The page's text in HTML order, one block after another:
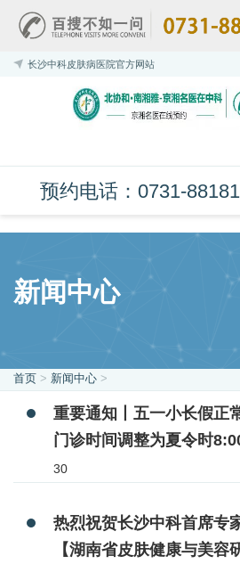
长沙中科皮肤病医院官方网站
预约电话：0731-
新闻中心
首页 > 新闻中心 >
重要通知丨五一小长假正
门诊时间调整为夏令时
30
热烈祝贺长沙中科首席专
【湖南省皮肤健康与美容